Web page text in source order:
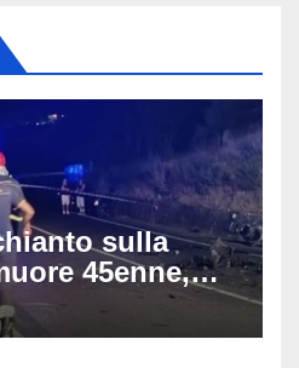
sulla
45enne,
un suv e